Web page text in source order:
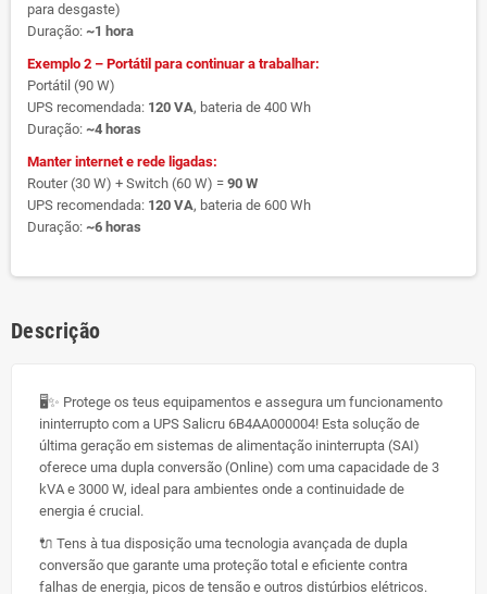
para desgaste)
Duração: ~1 hora
Exemplo 2 – Portátil para continuar a trabalhar:
Portátil (90 W)
UPS recomendada: 120 VA, bateria de 400 Wh
Duração: ~4 horas
Manter internet e rede ligadas:
Router (30 W) + Switch (60 W) = 90 W
UPS recomendada: 120 VA, bateria de 600 Wh
Duração: ~6 horas
Descrição
🖥️✨ Protege os teus equipamentos e assegura um funcionamento
ininterrupto com a UPS Salicru 6B4AA000004! Esta solução de
última geração em sistemas de alimentação ininterrupta (SAI)
oferece uma dupla conversão (Online) com uma capacidade de 3
kVA e 3000 W, ideal para ambientes onde a continuidade de
energia é crucial.
🔌 Tens à tua disposição uma tecnologia avançada de dupla
conversão que garante uma proteção total e eficiente contra
falhas de energia, picos de tensão e outros distúrbios elétricos.